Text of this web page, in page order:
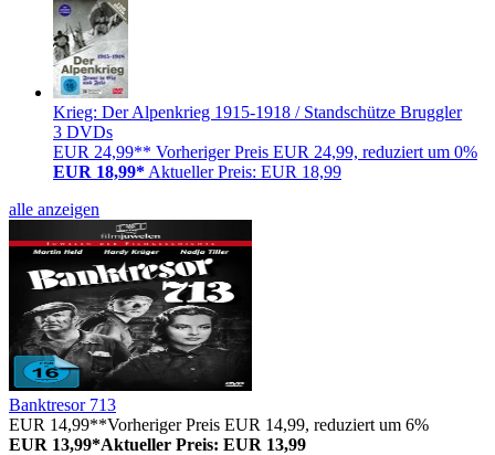
Krieg: Der Alpenkrieg 1915-1918 / Standschütze Bruggler
3 DVDs
EUR 24,99** Vorheriger Preis EUR 24,99, reduziert um 0%
EUR 18,99* Aktueller Preis: EUR 18,99
alle anzeigen
Banktresor 713
EUR 14,99**Vorheriger Preis EUR 14,99, reduziert um 6%
EUR 13,99*Aktueller Preis: EUR 13,99